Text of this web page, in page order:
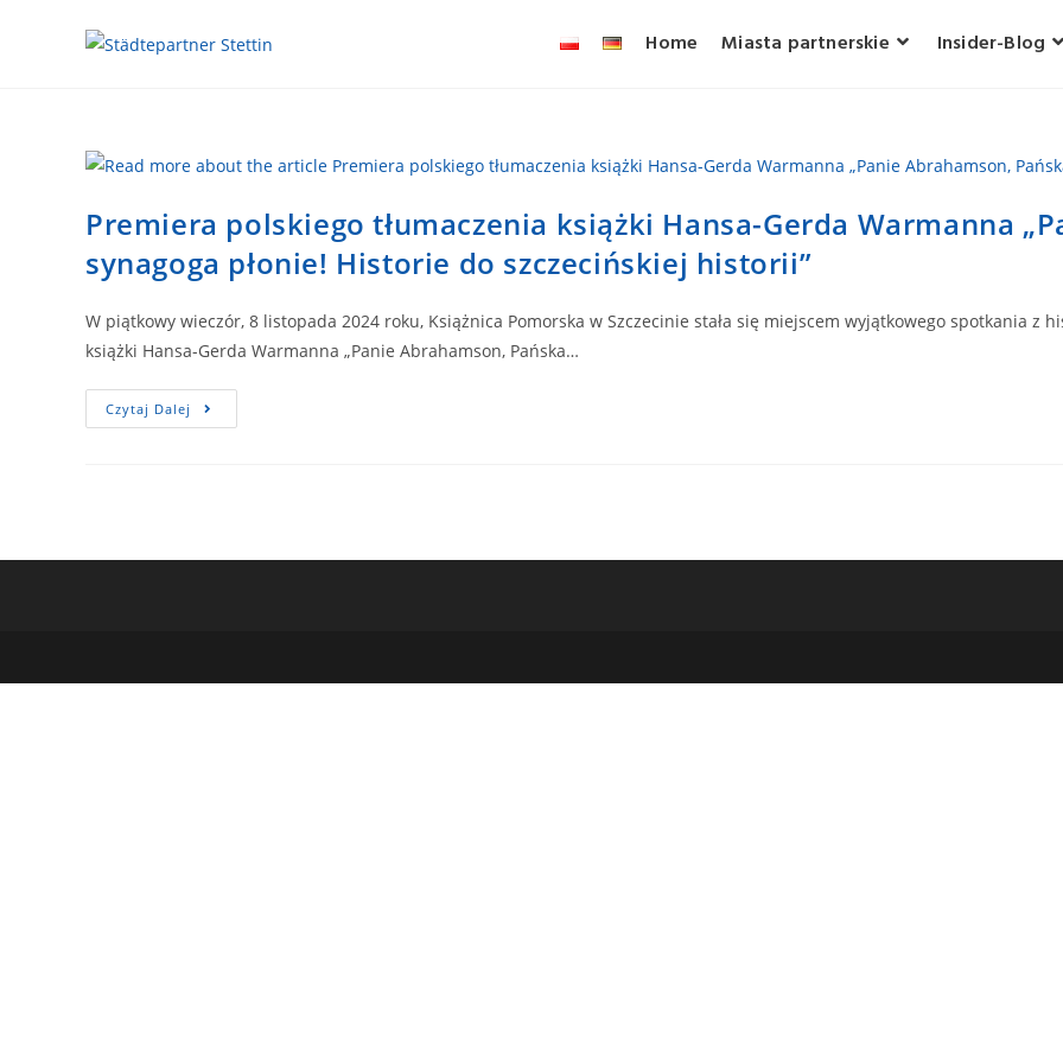
Home Miasta partnerskie Insider-Blog
Premiera polskiego tłumaczenia książki Hansa-Gerda Warmanna
synagoga płonie! Historie do szczecińskiej historii”
W piątkowy wieczór, 8 listopada 2024 roku, Książnica Pomorska w Szczecinie stała się miejscem wyjątkowego spotkania z
książki Hansa-Gerda Warmanna „Panie Abrahamson, Pańska…
Czytaj Dalej